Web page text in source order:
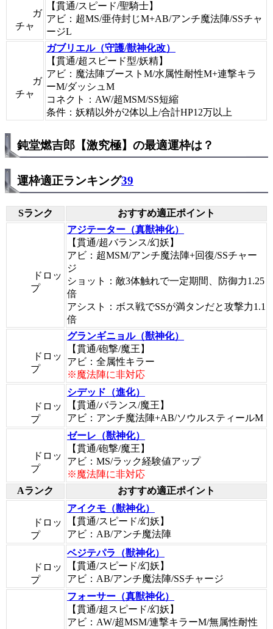
ガ
チャ
【貫通/スピード/聖騎士】
アビ：超MS/亜侍封じM+AB/アンチ魔法陣/SSチャ
ージL
ガ
チャ
ガブリエル（守護/獣神化改）
【貫通/超スピード型/妖精】
アビ：魔法陣ブーストM/水属性耐性M+連撃キラ
ーM/ダッシュM
コネクト：AW/超MSM/SS短縮
条件：妖精以外が2体以上/合計HP12万以上
鈍堂燃吉郎【激究極】の最適運枠は？
運枠適正ランキング39
Sランク おすすめ適正ポイント
ドロッ
プ
アジテーター（真獣神化）
【貫通/超バランス/幻妖】
アビ：超MSM/アンチ魔法陣+回復/SSチャー
ジ
ショット：敵3体触れで一定期間、防御力1.25
倍
アシスト：ボス戦でSSが満タンだと攻撃力1.1
倍
ドロッ
プ
グランギニョル（獣神化）
【貫通/砲撃/魔王】
アビ：全属性キラー
※魔法陣に非対応
ドロッ
プ
シデッド（進化）
【貫通/バランス/魔王】
アビ：アンチ魔法陣+AB/ソウルスティールM
ドロッ
プ
ゼーレ（獣神化）
【貫通/砲撃/魔王】
アビ：MS/ラック経験値アップ
※魔法陣に非対応
Aランク
おすすめ適正ポイント
ドロッ
プ
アイクモ（獣神化）
【貫通/スピード/幻妖】
アビ：AB/アンチ魔法陣
ドロッ
プ
ベジテパラ（獣神化）
【貫通/スピード/幻妖】
アビ：AB/アンチ魔法陣/SSチャージ
フォーサー（真獣神化）
【貫通/超スピード/幻妖】
アビ：AW/超MSM/連撃キラーM/無属性耐性